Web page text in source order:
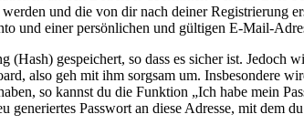
und die von dir nach deiner Registrierung
und einer persönlichen und gültigen E-Mail-
gespeichert, so dass es sicher ist.
also geh mit ihm sorgsam um. Insbesondere
so kannst du die Funktion „Ich habe mein
generiertes Passwort an diese Adresse, mit dem